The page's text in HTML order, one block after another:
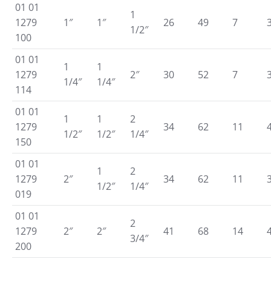
01 01
1279
100
1″ 1″
1
1/2″
26 49 7
01 01
1279
114
1
1/4″
1
1/4″
2″ 30 52 7
01 01
1279
150
1
1/2″
1
1/2″
2
1/4″
34 62 11
01 01
1279
019
2″
1
1/2″
2
1/4″
34 62 11
01 01
1279
200
2″ 2″
2
3/4″
41 68 14